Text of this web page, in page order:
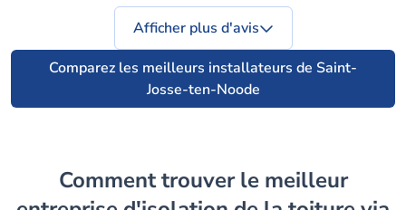
Comparez les meilleurs installateurs de Saint-
Josse-ten-Noode
Afficher plus d'avis
Comment trouver le meilleur